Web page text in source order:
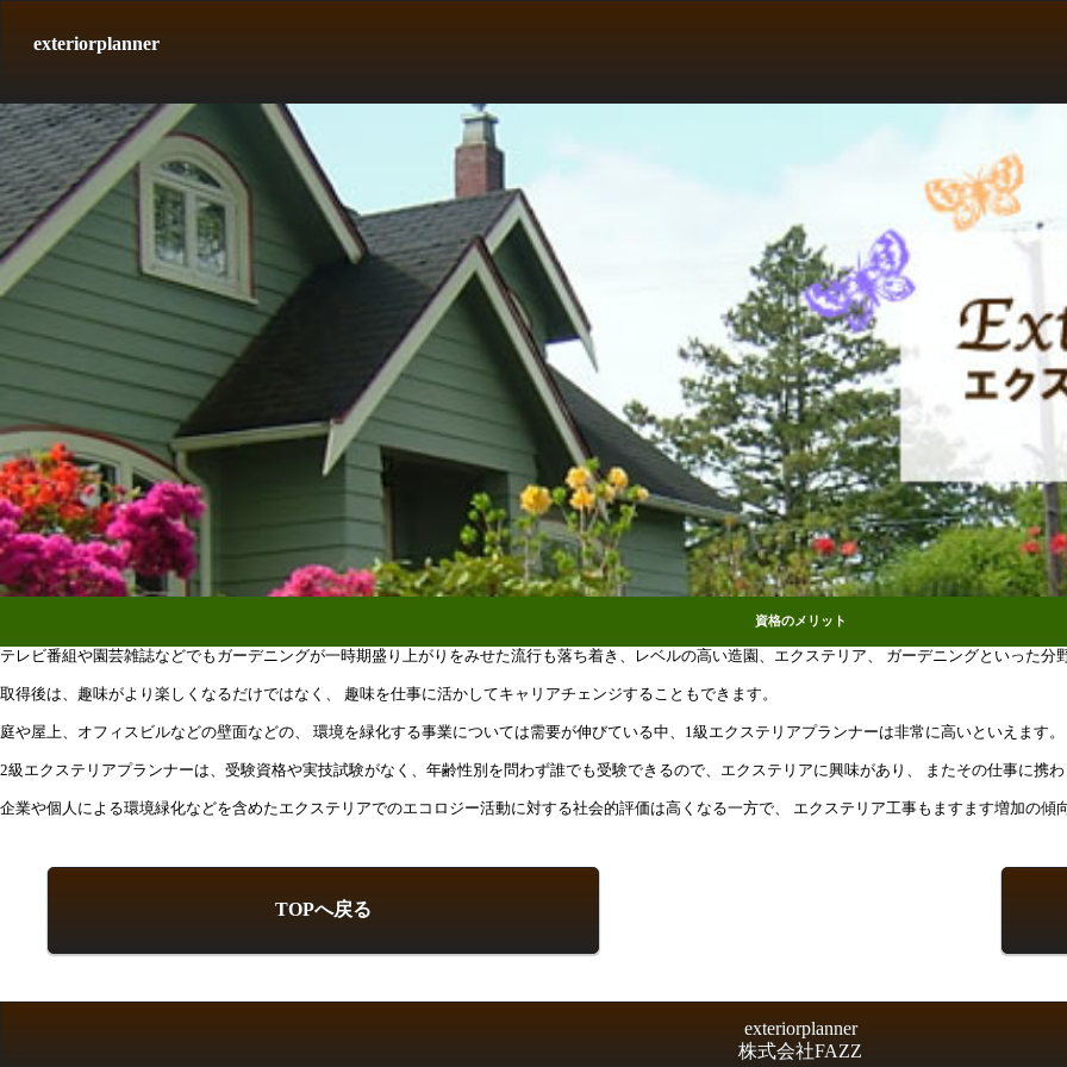
exteriorplanner
資格のメリット
テレビ番組や園芸雑誌などでもガーデニングが一時期盛り上がりをみせた流行も落ち着き、レベルの高い造園、エクステリア、 ガーデニングといった分
取得後は、趣味がより楽しくなるだけではなく、 趣味を仕事に活かしてキャリアチェンジすることもできます。
庭や屋上、オフィスビルなどの壁面などの、 環境を緑化する事業については需要が伸びている中、1級エクステリアプランナーは非常に高いといえます。
2級エクステリアプランナーは、受験資格や実技試験がなく、年齢性別を問わず誰でも受験できるので、エクステリアに興味があり、 またその仕事に携
企業や個人による環境緑化などを含めたエクステリアでのエコロジー活動に対する社会的評価は高くなる一方で、 エクステリア工事もますます増加の傾
TOPへ戻る
exteriorplanner
株式会社FAZZ